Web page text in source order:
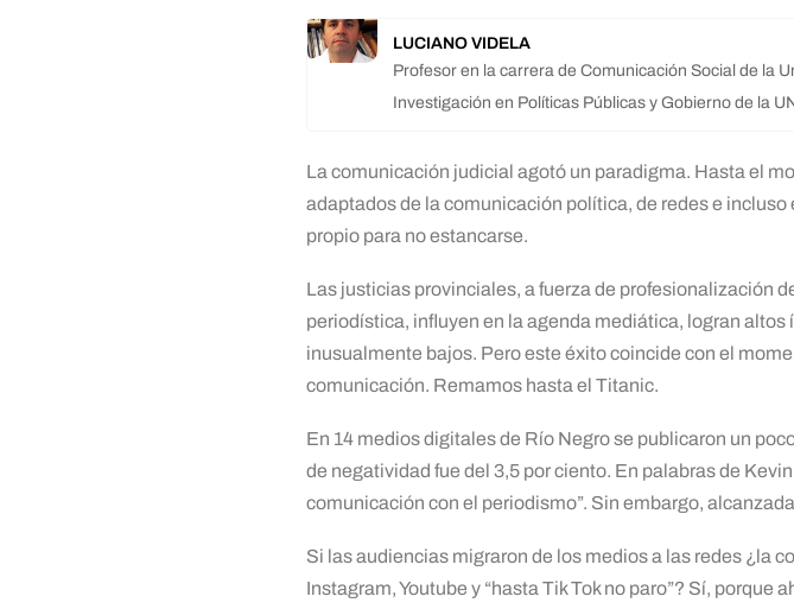
LUCIANO VIDELA
Profesor en la carrera de Comunicación Social de la
Investigación en Políticas Públicas y Gobierno de la
La comunicación judicial agotó un paradigma. Hasta el
adaptados de la comunicación política, de redes e
propio para no estancarse.
Las justicias provinciales, a fuerza de profesionalización
periodística, influyen en la agenda mediática, logran
inusualmente bajos. Pero este éxito coincide con el
comunicación. Remamos hasta el Titanic.
En 14 medios digitales de Río Negro se publicaron un
de negatividad fue del 3,5 por ciento. En palabras de
comunicación con el periodismo”. Sin embargo,
Si las audiencias migraron de los medios a las redes ¿la
Instagram, Youtube y “hasta Tik Tok no paro”? Sí, porque